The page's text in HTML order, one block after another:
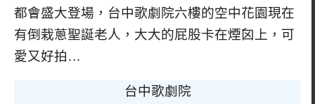
都會盛大登場，台中歌劇院六樓的空中花園現在
有倒栽蔥聖誕老人，大大的屁股卡在煙囟上，可
愛又好拍…
台中歌劇院